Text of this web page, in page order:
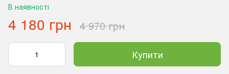
В наявності
4 180 грн 4 970 грн
Купити